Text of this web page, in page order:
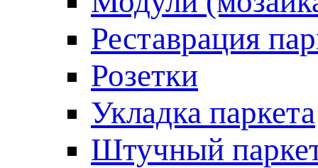
Реставрация
Розетки
Укладка паркета
Штучный